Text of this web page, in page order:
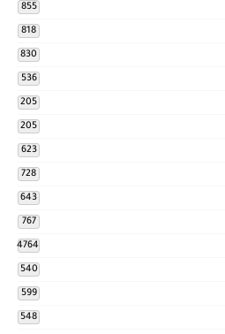
855
818
830
536
205
205
623
728
643
767
4764
540
599
548